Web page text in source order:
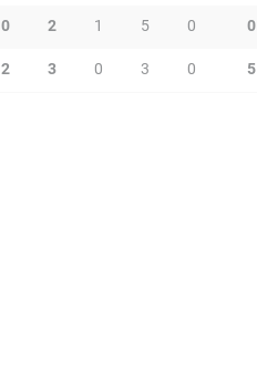
0 2 1 5 0 0
2 3 0 3 0 5